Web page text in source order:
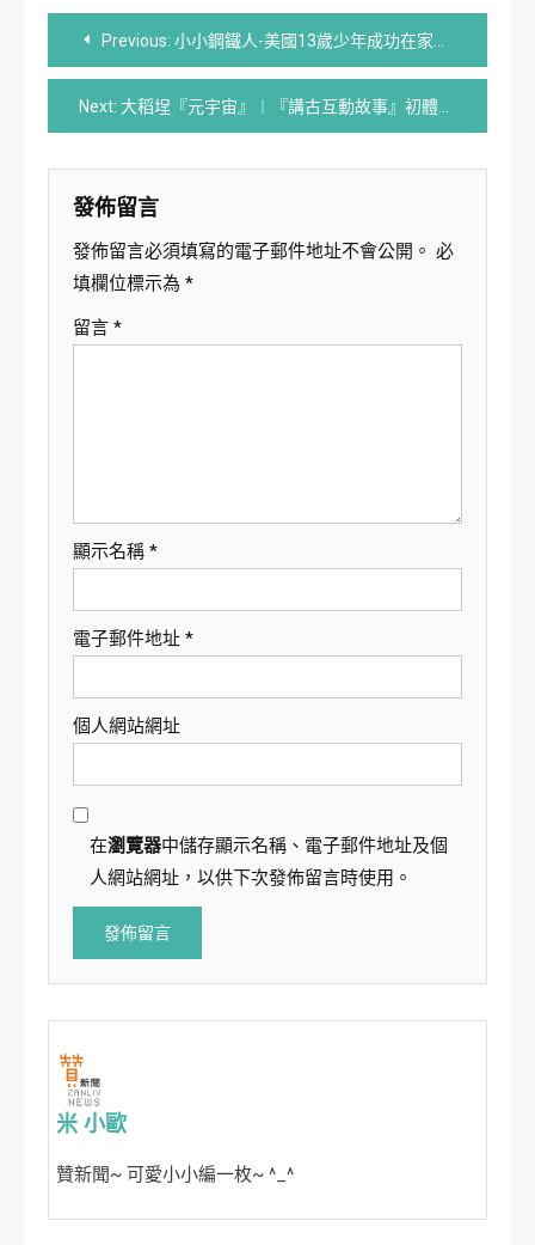
文
章
導
覽
Previous: 小小鋼鐵人-美國13歲少年成功在家製造核反應爐
Next: 大稻埕『元宇宙』︱『講古互動故事』初體驗活動
發佈留言
發佈留言必須填寫的電子郵件地址不會公開。 必
填欄位標示為 *
留言 *
顯示名稱 *
電子郵件地址 *
個人網站網址
在瀏覽器中儲存顯示名稱、電子郵件地址及個
人網站網址，以供下次發佈留言時使用。
米 小歐
贊新聞~ 可愛小小編一枚~ ^_^